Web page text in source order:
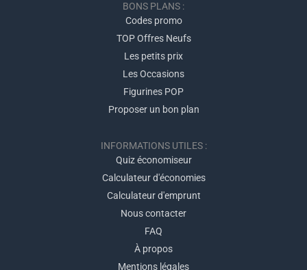
BONS PLANS :
Codes promo
TOP Offres Neufs
Les petits prix
Les Occasions
Figurines POP
Proposer un bon plan
INFORMATIONS UTILES :
Quiz économiseur
Calculateur d'économies
Calculateur d'emprunt
Nous contacter
FAQ
À propos
Mentions légales